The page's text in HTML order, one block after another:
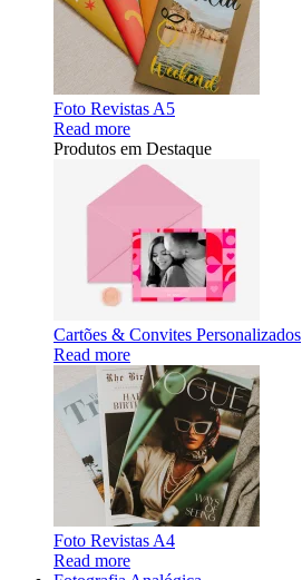
Foto Revistas A5
Read more
Produtos em Destaque
Cartões & Convites Personalizados
Read more
Foto Revistas A4
Read more